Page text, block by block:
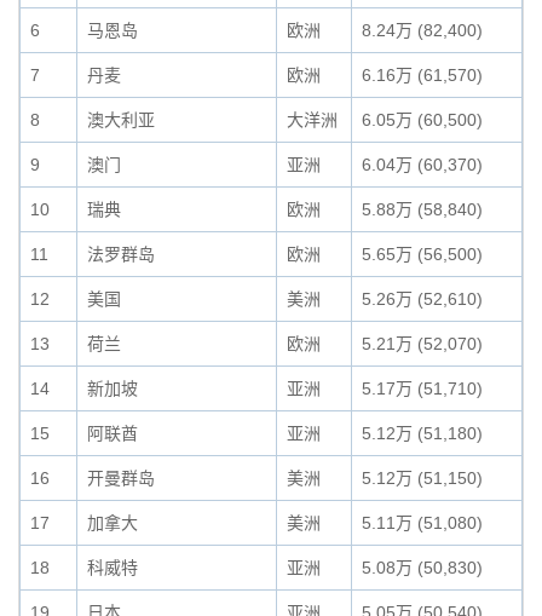
6 马恩岛 欧洲 8.24万 (82,400)
7 丹麦 欧洲 6.16万 (61,570)
8 澳大利亚 大洋洲 6.05万 (60,500)
9 澳门 亚洲 6.04万 (60,370)
10 瑞典 欧洲 5.88万 (58,840)
11 法罗群岛 欧洲 5.65万 (56,500)
12 美国 美洲 5.26万 (52,610)
13 荷兰 欧洲 5.21万 (52,070)
14 新加坡 亚洲 5.17万 (51,710)
15 阿联酋 亚洲 5.12万 (51,180)
16 开曼群岛 美洲 5.12万 (51,150)
17 加拿大 美洲 5.11万 (51,080)
18 科威特 亚洲 5.08万 (50,830)